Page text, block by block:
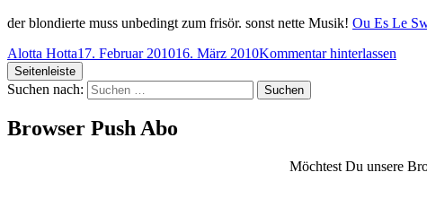
der blondierte muss unbedingt zum frisör. sonst nette Musik! Ou Es Le
Alotta Hotta17. Februar 201016. März 2010Kommentar hinterlassen
Seitenleiste
Suchen nach:
Browser Push Abo
Möchtest Du unsere